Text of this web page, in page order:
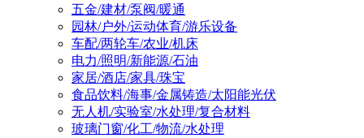
五金/建材/泵阀/暖通
园林/户外/运动体育/游乐设备
车配/两轮车/农业/机床
电力/照明/新能源/石油
家居/酒店/家具/珠宝
食品饮料/海事/金属铸造/太阳能光伏
无人机/实验室/水处理/复合材料
玻璃门窗/化工/物流/水处理